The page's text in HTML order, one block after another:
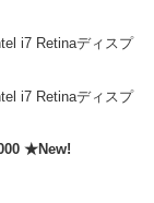
i7 Retinaディスプ
i7 Retinaディスプ
★New!